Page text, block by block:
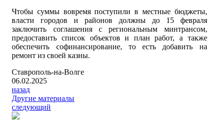
Чтобы суммы вовремя поступили в местные бюджеты,
власти городов и районов должны до 15 февраля
заключить соглашения с региональным минтрансом,
предоставить список объектов и план работ, а также
обеспечить софинансирование, то есть добавить на
ремонт из своей казны.
Ставрополь-на-Волге
06.02.2025
назад
Другие материалы
следующий